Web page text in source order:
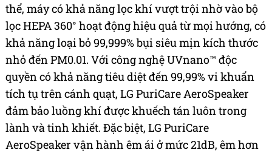
thể, máy có khả năng lọc khí vượt trội nhờ vào bộ
lọc HEPA 360° hoạt động hiệu quả từ mọi hướng, có
khả năng loại bỏ 99,999% bụi siêu mịn kích thước
nhỏ đến PM0.01. Với công nghệ UVnano™ độc
quyền có khả năng tiêu diệt đến 99,99% vi khuẩn
tích tụ trên cánh quạt, LG PuriCare AeroSpeaker
đảm bảo luồng khí được khuếch tán luôn trong
lành và tinh khiết. Đặc biệt, LG PuriCare
AeroSpeaker vận hành êm ái ở mức 21dB, êm hơn